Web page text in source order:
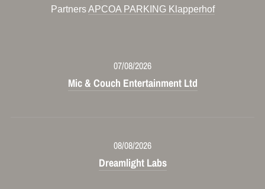
PartnersAPCOA PARKING Klapperhof
07/08/2026
Mic & Couch Entertainment Ltd
08/08/2026
Dreamlight Labs